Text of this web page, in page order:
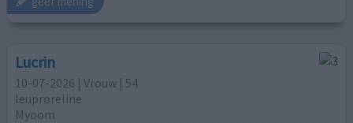
Lucrin
10-07-2026 | Vrouw | 54
leuproreline
Myoom